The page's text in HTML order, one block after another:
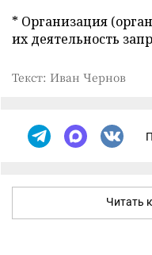
* Организация
их деятельность
Текст: Иван Чернов
Читать